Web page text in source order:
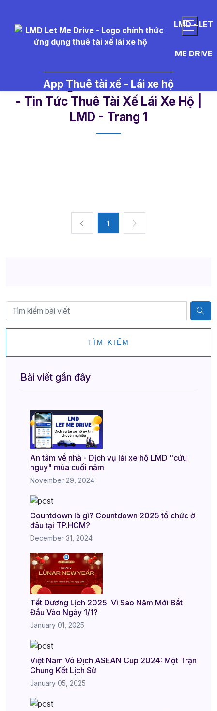
LMD - LET
ME DRIVE
App Thuê tài xế - Lái xe hộ
- Tin Tức Thuê Tài Xế Lái Xe Hộ |
LMD - Trang 1​
1
TÌM KIẾM
Bài viết gần đây
An tâm về nhà - Dịch vụ lái xe hộ LMD "cứu
nguy" mùa cuối năm
November 29, 2024
Countdown là gì? Countdown 2025 tổ chức ở
đâu tại TP.HCM?
December 31, 2024
Tết Dương Lịch 2025: Vì Sao Năm Mới Bắt
Đầu Vào Ngày 1/1?
January 01, 2025
Việt Nam Vô Địch ASEAN Cup 2024: Một Trận
Chung Kết Lịch Sử
January 05, 2025